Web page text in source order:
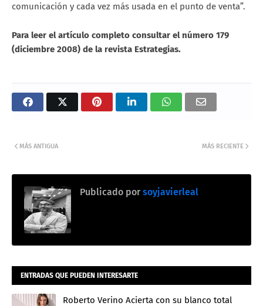
comunicación y cada vez más usada en el punto de venta”.
Para leer el artículo completo consultar el número 179
(diciembre 2008) de la revista Estrategias.
MÁS RECIENTE
MÁS ANTIGUA
Publicado por soyjavierleal
ENTRADAS QUE PUEDEN INTERESARTE
Roberto Verino Acierta con su blanco total